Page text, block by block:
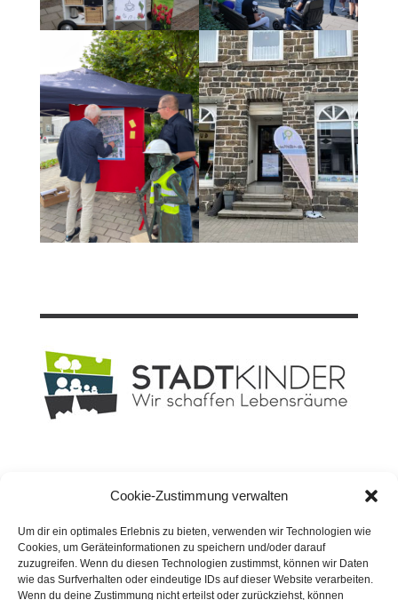
Cookie-Zustimmung verwalten
Um dir ein optimales Erlebnis zu bieten, verwenden wir Technologien wie
Cookies, um Geräteinformationen zu speichern und/oder darauf
zuzugreifen. Wenn du diesen Technologien zustimmst, können wir Daten
wie das Surfverhalten oder eindeutige IDs auf dieser Website verarbeiten.
Wenn du deine Zustimmung nicht erteilst oder zurückziehst, können
Geschäftsführer: Dipl.-Ing. David Knospe
Rheinische Straße 182
44147 Dortmund